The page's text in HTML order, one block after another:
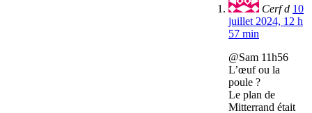
Cerf d 10
juillet 2024, 12 h
57 min
@Sam 11h56
L’œuf ou la
poule ?
Le plan de
Mitterrand était